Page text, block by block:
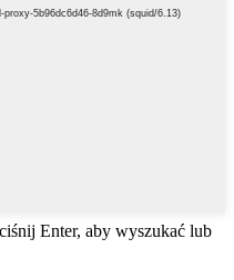
Enter, aby wyszukać lub